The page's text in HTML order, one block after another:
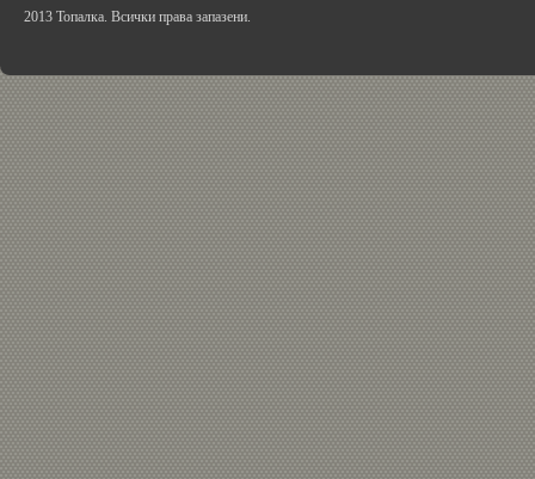
2013 Топалка. Всички права запазени.